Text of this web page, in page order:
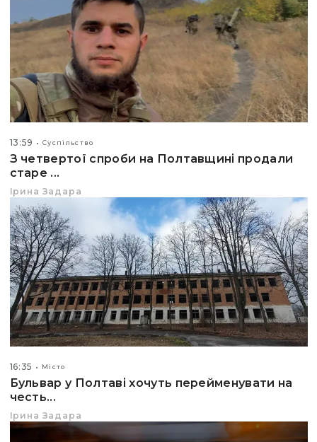
13:59 Суспільство
З четвертої спроби на Полтавщині продали
старе ...
Ірина Задара
16:35 Місто
Бульвар у Полтаві хочуть перейменувати на
честь...
Ірина Задара